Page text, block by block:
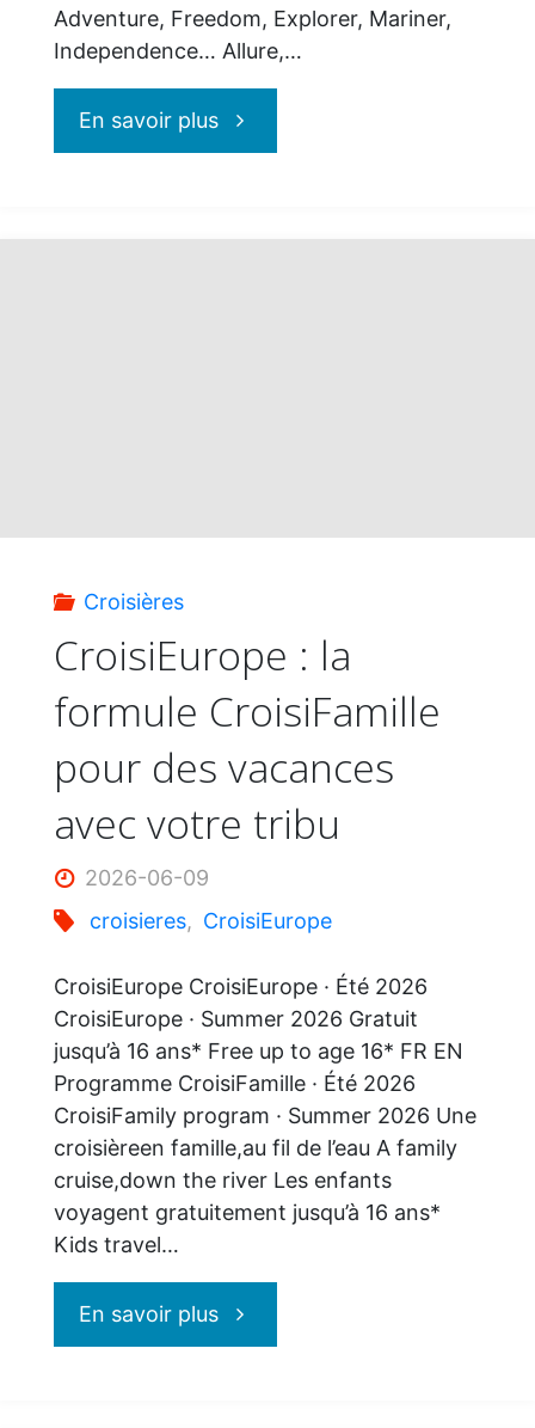
Adventure, Freedom, Explorer, Mariner,
Independence… Allure,…
En savoir plus"Vente
Croisières
CroisiEurope : la
formule CroisiFamille
pour des vacances
avec votre tribu
2026-06-09
croisieres, CroisiEurope
CroisiEurope CroisiEurope · Été 2026
CroisiEurope · Summer 2026 Gratuit
jusqu’à 16 ans* Free up to age 16* FR EN
Programme CroisiFamille · Été 2026
CroisiFamily program · Summer 2026 Une
croisièreen famille,au fil de l’eau A family
cruise,down the river Les enfants
voyagent gratuitement jusqu’à 16 ans*
Kids travel…
En savoir plus"CroisiEurope